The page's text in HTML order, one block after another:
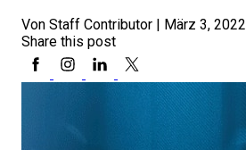
Von Staff Contributor
März 3, 2022
Share this post